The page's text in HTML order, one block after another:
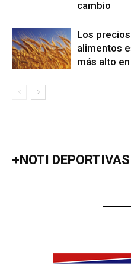
cambio
Los
alimentos
más alto
+NOTI DEPORTIVAS